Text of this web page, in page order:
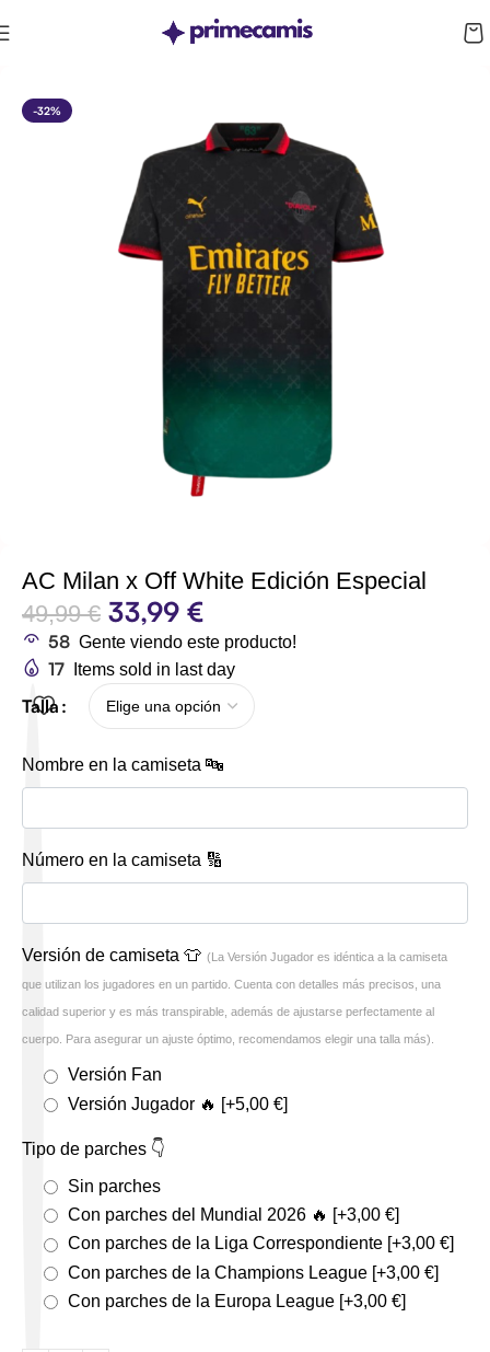
-32%
AC Milan x Off White Edición Especial
49,99€ 33,99 €
58 Gente viendo este producto!
17 Items sold in last day
Talla
Nombre en la camiseta 🔤
Número en la camiseta 🔢
Versión de camiseta 👕 (La Versión Jugador es idéntica a la camiseta
que utilizan los jugadores en un partido. Cuenta con detalles más precisos, una
calidad superior y es más transpirable, además de ajustarse perfectamente al
cuerpo. Para asegurar un ajuste óptimo, recomendamos elegir una talla más).
Versión Fan
Versión Jugador 🔥 [+5,00 €]
Tipo de parches 👇
Sin parches
Con parches del Mundial 2026 🔥 [+3,00 €]
Con parches de la Liga Correspondiente [+3,00 €]
Con parches de la Champions League [+3,00 €]
Con parches de la Europa League [+3,00 €]